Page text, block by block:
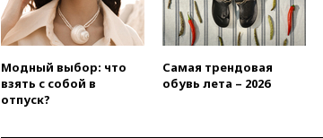
Модный выбор: что
взять с собой в
отпуск?
Самая трендовая
обувь лета – 2026